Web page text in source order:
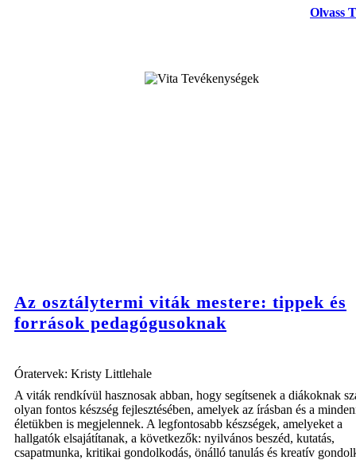
Olvass
Az osztálytermi viták mestere: tippek és
források pedagógusoknak
Óratervek: Kristy Littlehale
A viták rendkívül hasznosak abban, hogy segítsenek a diákoknak
olyan fontos készség fejlesztésében, amelyek az írásban és a
életükben is megjelennek. A legfontosabb készségek, amelyeket a
hallgatók elsajátítanak, a következők: nyilvános beszéd, kutatás,
csapatmunka, kritikai gondolkodás, önálló tanulás és kreatív